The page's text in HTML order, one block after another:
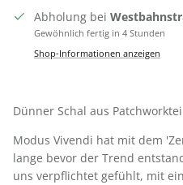
Abholung bei
Gewöhnlich fertig in 4 Stunden
Shop-Informationen anzeigen
Dünner Schal aus
Modus Vivendi hat mit dem
lange bevor der Trend
uns verpflichtet gefühlt, mit